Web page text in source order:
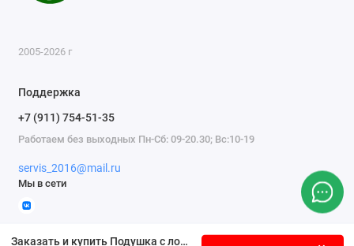
Заказать и купить Подушка с логотипом Suzuki
2005-2026 г
Поддержка
+7 (911) 754-51-35
Работаем без выходных Пн-Сб: 09-20.30; Вс:10-19
servis_2016@mail.ru
Мы в сети